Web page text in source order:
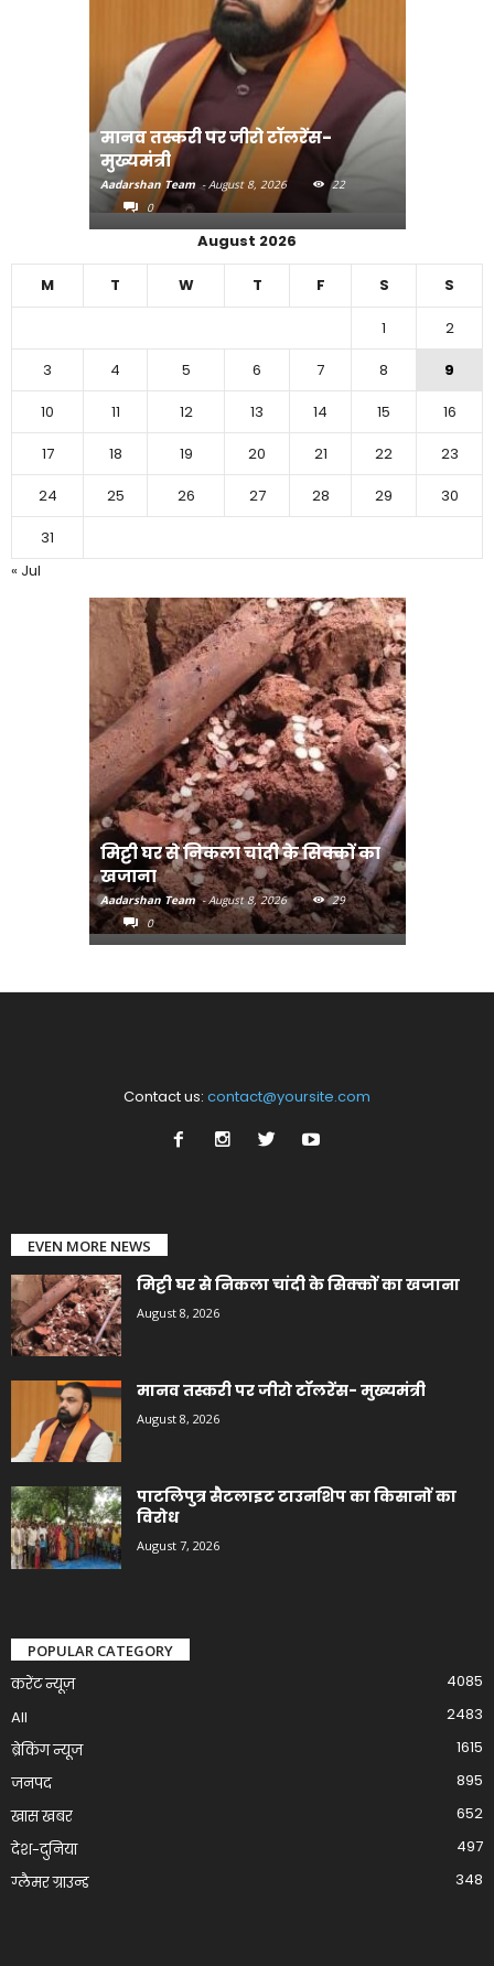
मानव तस्करी पर जीरो टॉलरेंस-
मुख्यमंत्री
Aadarshan Team - August 8, 2026
22
0
August 2026
M T W T F S S
1
2
3
4 5 6 7 8
9
10
11 12 13 14 15
16
17
18 19 20 21 22
23
24
25 26 27 28 29
30
31
« Jul
मिट्टी घर से निकला चांदी के सिक्कों का
खजाना
Aadarshan Team - August 8, 2026
29
0
Contact us: contact@yoursite.com
EVEN MORE NEWS
मिट्टी घर से निकला चांदी के सिक्कों का खजाना
August 8, 2026
मानव तस्करी पर जीरो टॉलरेंस- मुख्यमंत्री
August 8, 2026
पाटलिपुत्र सैटलाइट टाउनशिप का किसानों का
विरोध
August 7, 2026
POPULAR CATEGORY
करेंट न्यूज़
4085
All
2483
ब्रेकिंग न्यूज
1615
जनपद
895
खास खबर
652
देश-दुनिया
497
ग्लैमर ग्राउन्ड
348